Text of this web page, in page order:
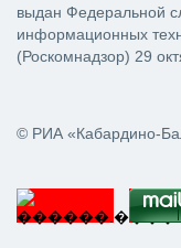
© РИА «Кабардино-
выдан Федеральной
информационных
(Роскомнадзор) 29